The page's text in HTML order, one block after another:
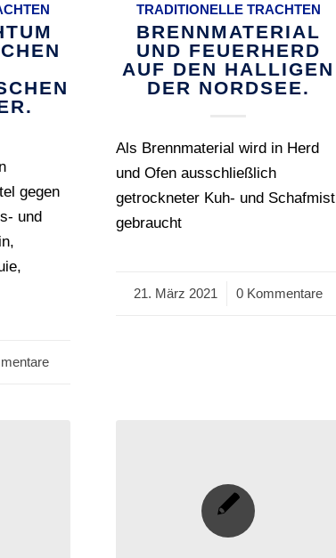
gegen
und
TRADITIONELLE TRACHTEN
BRENNMATERIAL
UND FEUERHERD
AUF DEN HALLIGEN
DER NORDSEE.
Als Brennmaterial wird in Herd
und Ofen ausschließlich
getrockneter Kuh- und Schafmist
gebraucht
21. März 2021
/ 0 Kommentare